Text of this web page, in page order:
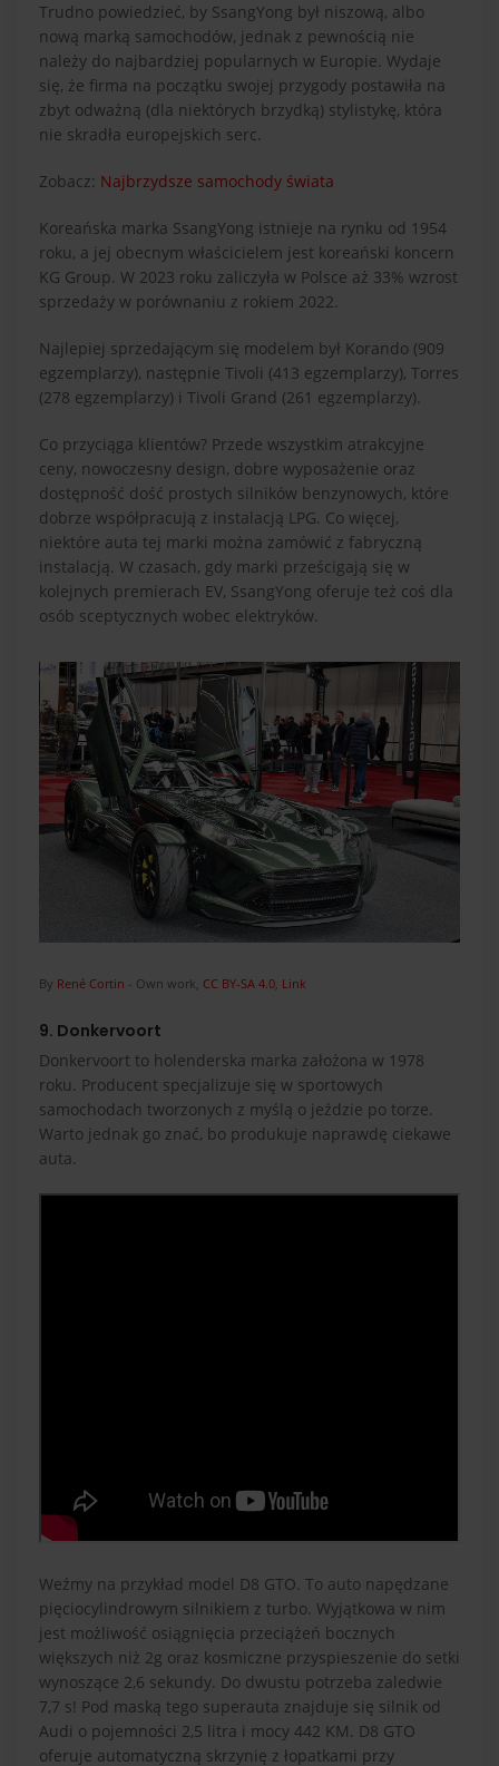
Trudno powiedzieć, by SsangYong był niszową, albo
nową marką samochodów, jednak z pewnością nie
należy do najbardziej popularnych w Europie. Wydaje
się, że firma na początku swojej przygody postawiła na
zbyt odważną (dla niektórych brzydką) stylistykę, która
nie skradła europejskich serc.
Zobacz: Najbrzydsze samochody świata
Koreańska marka SsangYong istnieje na rynku od 1954
roku, a jej obecnym właścicielem jest koreański koncern
KG Group. W 2023 roku zaliczyła w Polsce aż 33% wzrost
sprzedaży w porównaniu z rokiem 2022.
Najlepiej sprzedającym się modelem był Korando (909
egzemplarzy), następnie Tivoli (413 egzemplarzy), Torres
(278 egzemplarzy) i Tivoli Grand (261 egzemplarzy).
Co przyciąga klientów? Przede wszystkim atrakcyjne
ceny, nowoczesny design, dobre wyposażenie oraz
dostępność dość prostych silników benzynowych, które
dobrze współpracują z instalacją LPG. Co więcej,
niektóre auta tej marki można zamówić z fabryczną
instalacją. W czasach, gdy marki prześcigają się w
kolejnych premierach EV, SsangYong oferuje też coś dla
osób sceptycznych wobec elektryków.
By René Cortin - Own work, CC BY-SA 4.0, Link
9. Donkervoort
Donkervoort to holenderska marka założona w 1978
roku. Producent specjalizuje się w sportowych
samochodach tworzonych z myślą o jeździe po torze.
Warto jednak go znać, bo produkuje naprawdę ciekawe
auta.
Weźmy na przykład model D8 GTO. To auto napędzane
pięciocylindrowym silnikiem z turbo. Wyjątkowa w nim
jest możliwość osiągnięcia przeciążeń bocznych
większych niż 2g oraz kosmiczne przyspieszenie do setki
wynoszące 2,6 sekundy. Do dwustu potrzeba zaledwie
7,7 s! Pod maską tego superauta znajduje się silnik od
Audi o pojemności 2,5 litra i mocy 442 KM. D8 GTO
oferuje automatyczną skrzynię z łopatkami przy